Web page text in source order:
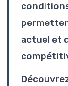
actuel et